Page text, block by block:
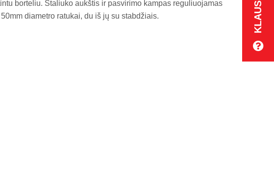
borteliu. Staliuko aukštis ir pasvirimo kampas reguliuojamas
diametro ratukai, du iš jų su stabdžiais.